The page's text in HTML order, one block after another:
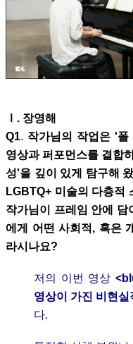
. 장영해
Q1. 작가님의 작업은 '폴
영상과 퍼포먼스를 결합
성'을 깊이 있게 탐구해
LGBTQ+ 미술의 다층적
작가님이 프레임 안에
에게 어떤 사회적, 혹은
라시나요?
저의 이번 영상
영상이 가진 비현
다.